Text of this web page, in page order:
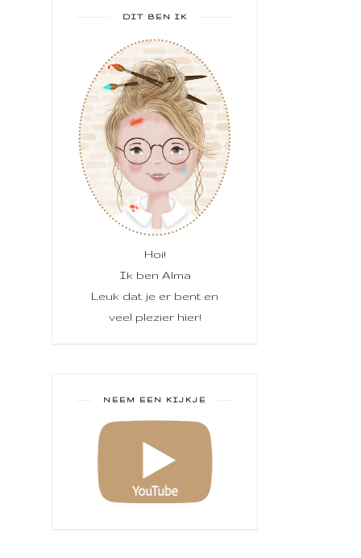
DIT BEN IK
Hoi!
Ik ben Alma
Leuk dat je er bent en
veel plezier hier!
NEEM EEN KIJKJE